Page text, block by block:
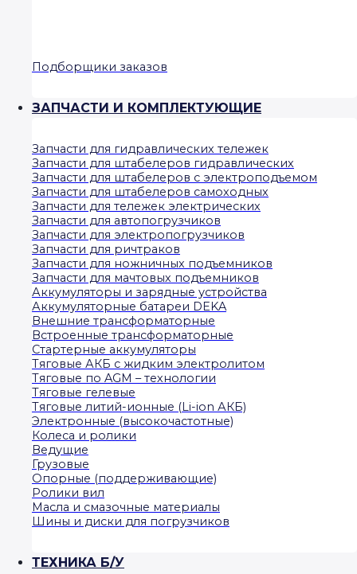
Подборщики заказов
ЗАПЧАСТИ И КОМПЛЕКТУЮЩИЕ
Запчасти для гидравлических тележек
Запчасти для штабелеров гидравлических
Запчасти для штабелеров с электроподъемом
Запчасти для штабелеров самоходных
Запчасти для тележек электрических
Запчасти для автопогрузчиков
Запчасти для электропогрузчиков
Запчасти для ричтраков
Запчасти для ножничных подъемников
Запчасти для мачтовых подъемников
Аккумуляторы и зарядные устройства
Аккумуляторные батареи DEKA
Внешние трансформаторные
Встроенные трансформаторные
Стартерные аккумуляторы
Тяговые АКБ с жидким электролитом
Тяговые по AGM – технологии
Тяговые гелевые
Тяговые литий-ионные (Li-ion АКБ)
Электронные (высокочастотные)
Колеса и ролики
Ведущие
Грузовые
Опорные (поддерживающие)
Ролики вил
Масла и смазочные материалы
Шины и диски для погрузчиков
ТЕХНИКА Б/У